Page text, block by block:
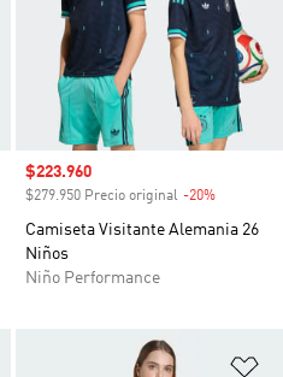
Precio de venta
$223.960
$279.950 Precio original -20%
Camiseta Visitante Alemania 26
Niños
Niño Performance
Añadir a la lista de deseos